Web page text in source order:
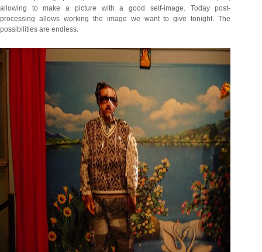
allowing to make a picture with a good self-image. Today post-
processing allows working the image we want to give tonight. The
possibilities are endless.